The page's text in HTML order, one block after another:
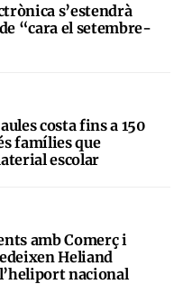
s’estendrà
“cara el setembre-
costa fins a 150
famílies que
escolar
amb Comerç i
Heliand
nacional